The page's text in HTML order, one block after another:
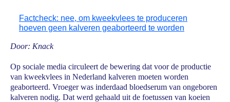
Factcheck: nee, om kweekvlees te produceren
hoeven geen kalveren geaborteerd te worden
Door: Knack
Op sociale media circuleert de bewering dat voor de productie
van kweekvlees in Nederland kalveren moeten worden
geaborteerd. Vroeger was inderdaad bloedserum van ongeboren
kalveren nodig. Dat werd gehaald uit de foetussen van koeien